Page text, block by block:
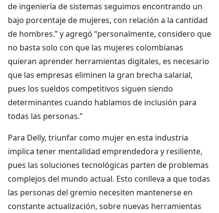
de ingeniería de sistemas seguimos encontrando un
bajo porcentaje de mujeres, con relación a la cantidad
de hombres.” y agregó “personalmente, considero que
no basta solo con que las mujeres colombianas
quieran aprender herramientas digitales, es necesario
que las empresas eliminen la gran brecha salarial,
pues los sueldos competitivos siguen siendo
determinantes cuando hablamos de inclusión para
todas las personas.”
Para Delly, triunfar como mujer en esta industria
implica tener mentalidad emprendedora y resiliente,
pues las soluciones tecnológicas parten de problemas
complejos del mundo actual. Esto conlleva a que todas
las personas del gremio necesiten mantenerse en
constante actualización, sobre nuevas herramientas